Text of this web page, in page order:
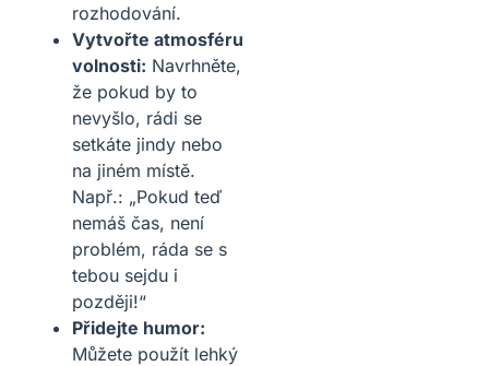
rozhodování.
Vytvořte atmosféru
volnosti: Navrhněte,
že pokud by to
nevyšlo, rádi se
setkáte jindy nebo
na jiném místě.
Např.: „Pokud teď
nemáš čas, není
problém, ráda se s
tebou sejdu i
později!“
Přidejte humor:
Můžete použít lehký